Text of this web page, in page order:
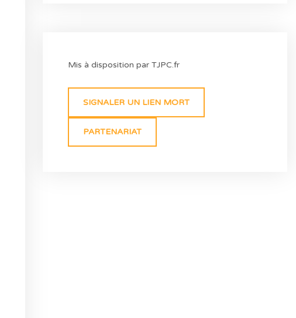
Mis à disposition par TJPC.fr
SIGNALER UN LIEN MORT
PARTENARIAT